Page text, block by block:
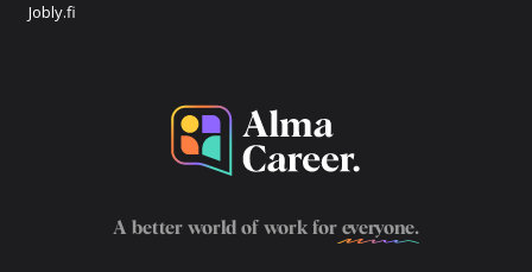
Jobly.fi
A better world of work for everyone.